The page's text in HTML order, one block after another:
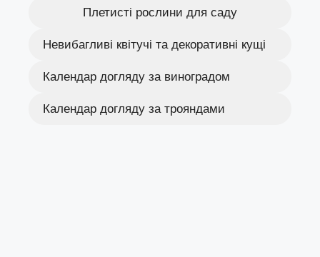
Плетисті рослини для саду
Невибагливі квітучі та декоративні кущі
Календар догляду за виноградом
Календар догляду за трояндами